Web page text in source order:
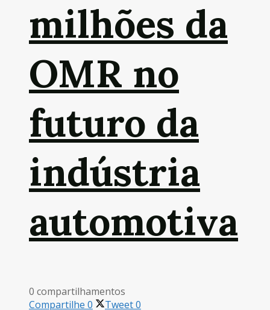
milhões da
OMR no
futuro da
indústria
automotiva
0 compartilhamentos
Compartilhe 0 Tweet0